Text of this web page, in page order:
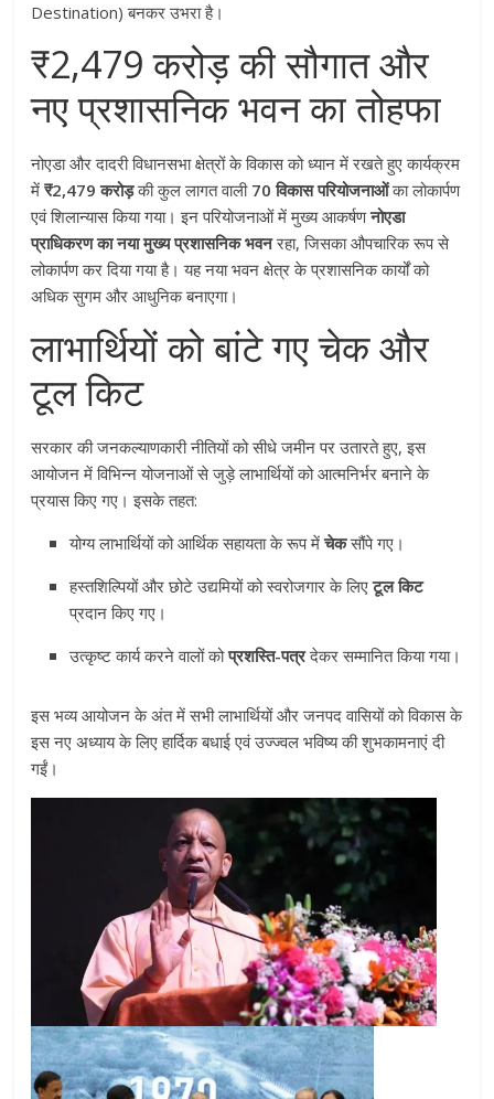
Destination) बनकर उभरा है।
₹2,479 करोड़ की सौगात और
नए प्रशासनिक भवन का तोहफा
नोएडा और दादरी विधानसभा क्षेत्रों के विकास को ध्यान में रखते हुए कार्यक्रम
में₹2,479 करोड़की कुल लागत वाली 70 विकास परियोजनाओंका लोकार्पण
एवं शिलान्यास किया गया। इन परियोजनाओं में मुख्य आकर्षणनोएडा
प्राधिकरण का नया मुख्य प्रशासनिक भवनरहा, जिसका औपचारिक रूप से
लोकार्पण कर दिया गया है। यह नया भवन क्षेत्र के प्रशासनिक कार्यों को
अधिक सुगम और आधुनिक बनाएगा।
लाभार्थियों को बांटे गए चेक और
टूल किट
सरकार की जनकल्याणकारी नीतियों को सीधे जमीन पर उतारते हुए, इस
आयोजन में विभिन्न योजनाओं से जुड़े लाभार्थियों को आत्मनिर्भर बनाने के
प्रयास किए गए। इसके तहत:
योग्य लाभार्थियों को आर्थिक सहायता के रूप मेंचेकसौंपे गए।
हस्तशिल्पियों और छोटे उद्यमियों को स्वरोजगार के लिएटूल किट
प्रदान किए गए।
उत्कृष्ट कार्य करने वालों कोप्रशस्ति-पत्रदेकर सम्मानित किया गया।
इस भव्य आयोजन के अंत में सभी लाभार्थियों और जनपद वासियों को विकास के
इस नए अध्याय के लिए हार्दिक बधाई एवं उज्ज्वल भविष्य की शुभकामनाएं दी
गईं।